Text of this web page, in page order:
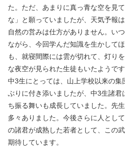
た。ただ、あまりに真っ青な空を見
な」と願っていましたが、天気予報
自然の営みは仕方がありません。い
ながら、今回学んだ知識を生かして
も、就寝間際には雲が切れて、灯り
な夜空が見られた生徒もいたようです
中3生にとっては、山上学校以来の
ぶりに付き添いましたが、中3生諸
ち振る舞いも成長していました。先
多々ありました。今後さらに人とし
の諸君が成熟した若者として、この
期待しています。